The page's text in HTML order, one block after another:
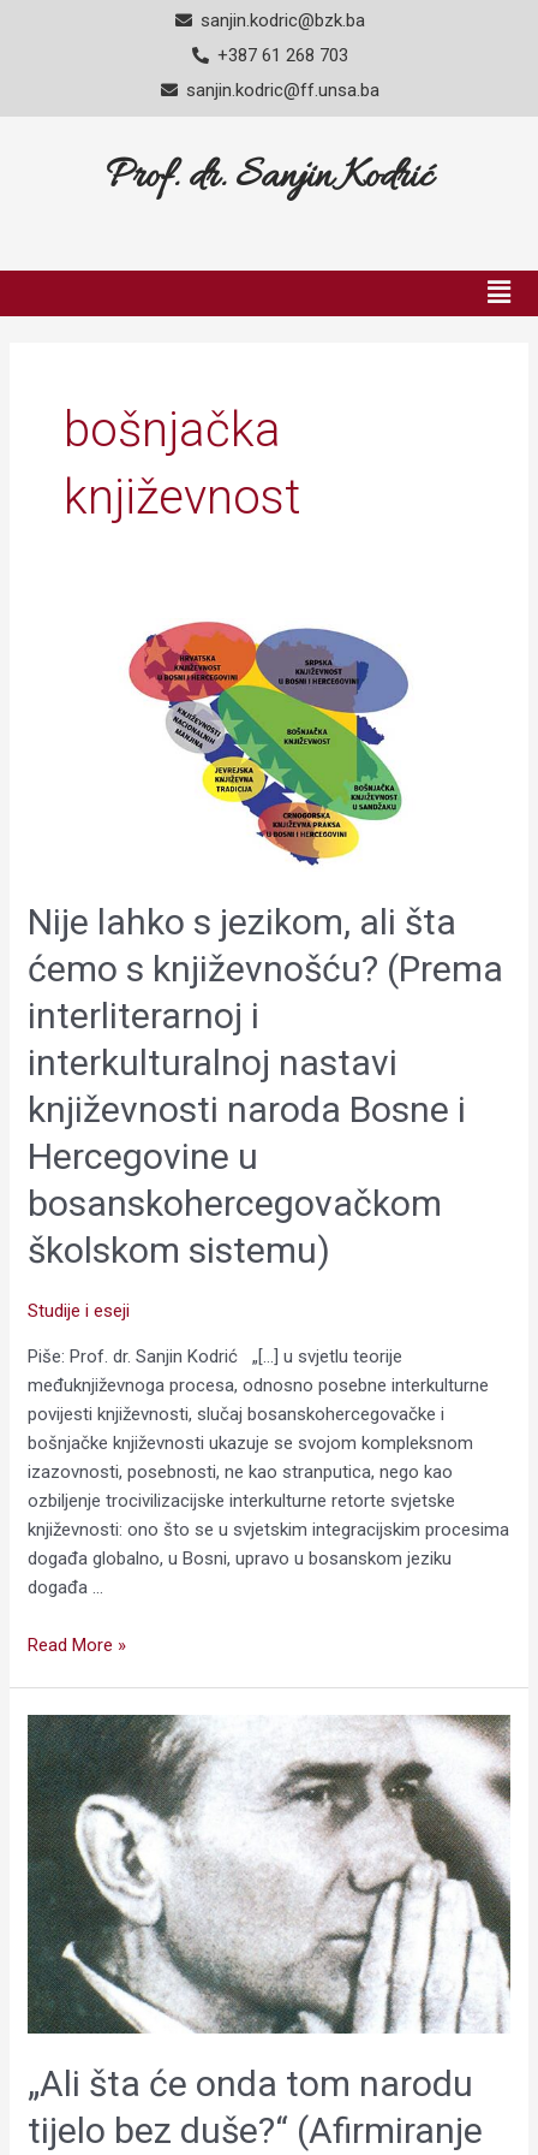
sanjin.kodric@bzk.ba
+387 61 268 703
sanjin.kodric@ff.unsa.ba
Prof. dr. Sanjin Kodrić
bošnjačka
književnost
Nije lahko s jezikom, ali šta
ćemo s književnošću? (Prema
interliterarnoj i
interkulturalnoj nastavi
književnosti naroda Bosne i
Hercegovine u
bosanskohercegovačkom
školskom sistemu)
Studije i eseji
Piše: Prof. dr. Sanjin Kodrić „[…] u svjetlu teorije
međuknjiževnoga procesa, odnosno posebne interkulturne
povijesti književnosti, slučaj bosanskohercegovačke i
bošnjačke književnosti ukazuje se svojom kompleksnom
izazovnosti, posebnosti, ne kao stranputica, nego kao
ozbiljenje trocivilizacijske interkulturne retorte svjetske
književnosti: ono što se u svjetskim integracijskim procesima
događa globalno, u Bosni, upravo u bosanskom jeziku
događa …
interliterarnoj
interkulturalnoj
nastavi
književnosti
naroda
Bosne
i
Hercegovine
bosanskohercegovačkom
školskom
sistemu)
Read More »
„Ali šta će onda tom narodu
tijelo bez duše?“ (Afirmiranje
„Ali
šta
će
onda
tom
narodu
tijelo
bez
duše?“
(Afirmiranje
bošnjačke
bosanskohercegovačke
književnosti
i